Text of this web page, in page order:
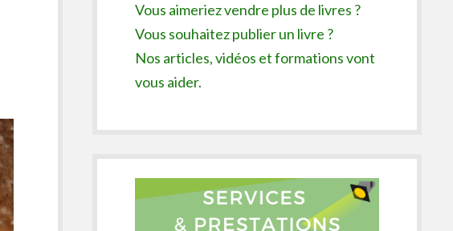
Vous aimeriez vendre plus de livres ?
Vous souhaitez publier un livre ?
Nos articles, vidéos et formations vont
vous aider.